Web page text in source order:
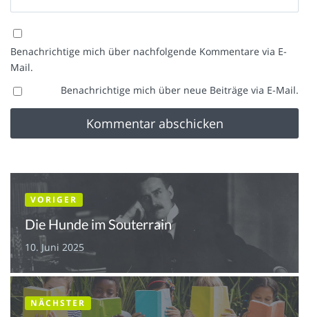
Benachrichtige mich über nachfolgende Kommentare via E-
Mail.
Benachrichtige mich über neue Beiträge via E-Mail.
VORIGER
Die Hunde im Souterrain
10. Juni 2025
NÄCHSTER